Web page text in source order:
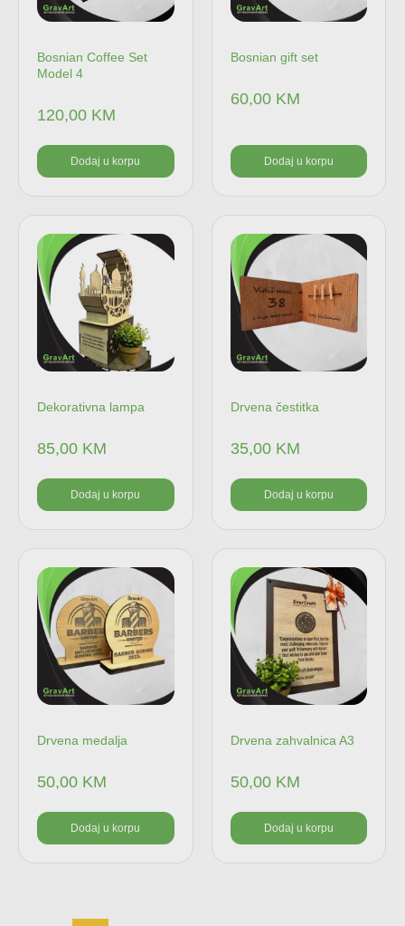
Bosnian Coffee Set
Model 4
120,00 KM
Dodaj u korpu
Bosnian gift set
60,00 KM
Dodaj u korpu
Dekorativna lampa
85,00 KM
Dodaj u korpu
Drvena čestitka
35,00 KM
Dodaj u korpu
Drvena medalja
50,00 KM
Dodaj u korpu
Drvena zahvalnica A3
50,00 KM
Dodaj u korpu